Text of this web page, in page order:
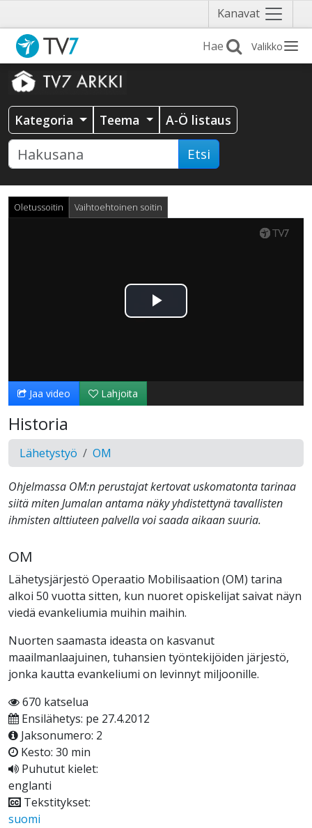
Kanavat Näytä
valikko
Valikko
Kategoria Teema A-Ö listaus
Etsi
Oletussoitin Vaihtoehtoinen soitin
Toista
Jaa video Lahjoita
Historia
Lähetystyö OM
Ohjelmassa OM:n perustajat kertovat uskomatonta tarinaa
siitä miten Jumalan antama näky yhdistettynä tavallisten
ihmisten alttiuteen palvella voi saada aikaan suuria.
OM
Lähetysjärjestö Operaatio Mobilisaation (OM) tarina
alkoi 50 vuotta sitten, kun nuoret opiskelijat saivat näyn
viedä evankeliumia muihin maihin.
Nuorten saamasta ideasta on kasvanut
maailmanlaajuinen, tuhansien työntekijöiden järjestö,
jonka kautta evankeliumi on levinnyt miljoonille.
670 katselua
Ensilähetys: pe 27.4.2012
Jaksonumero: 2
Kesto: 30 min
Puhutut kielet:
englanti
Tekstitykset:
suomi